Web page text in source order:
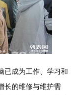
已成为工作、学习和
长的维修与维护需